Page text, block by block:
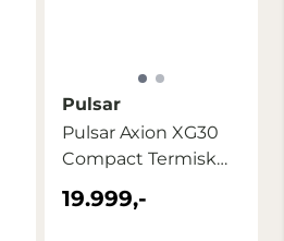
Pulsar
Pulsar Axion XG30
Compact Termisk
Monokular
19.999,-